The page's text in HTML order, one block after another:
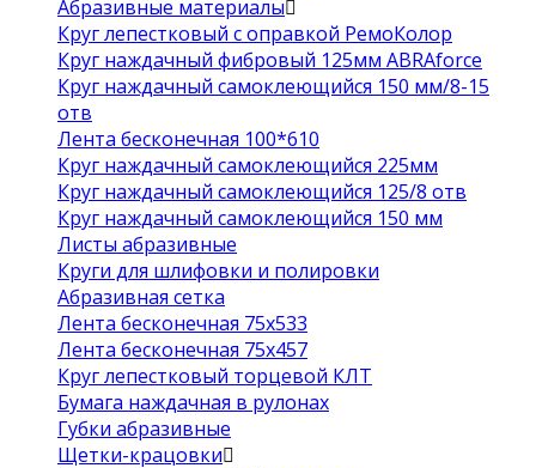
Абразивные материалы
Круг лепестковый с оправкой РемоКолор
Круг наждачный фибровый 125мм ABRAforce
Круг наждачный самоклеющийся 150 мм/8-15
отв
Лента бесконечная 100*610
Круг наждачный самоклеющийся 225мм
Круг наждачный самоклеющийся 125/8 отв
Круг наждачный самоклеющийся 150 мм
Листы абразивные
Круги для шлифовки и полировки
Абразивная сетка
Лента бесконечная 75х533
Лента бесконечная 75х457
Круг лепестковый торцевой КЛТ
Бумага наждачная в рулонах
Губки абразивные
Щетки-крацовки